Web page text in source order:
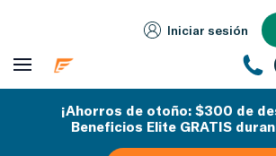
Iniciar sesión
¡Ahorros de otoño: $300 de
Beneficios Elite GRATIS